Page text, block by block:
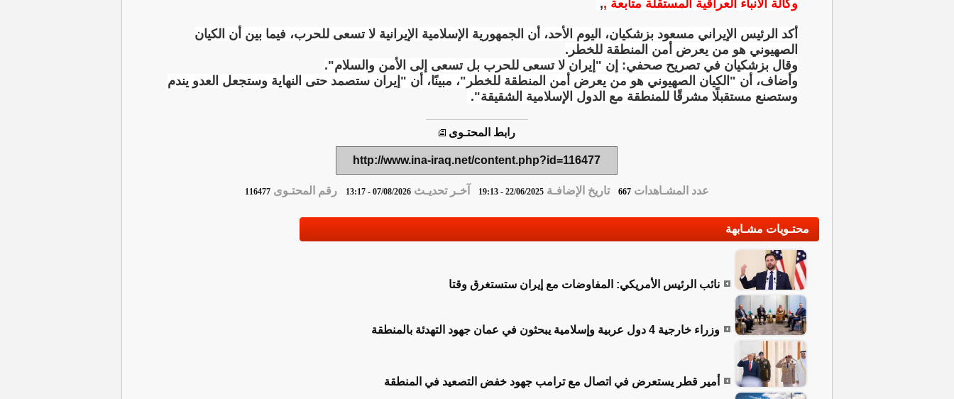
وكالة الأنباء العراقية المستقلة متابعة ,,
أكد الرئيس الإيراني مسعود بزشكيان، اليوم الأحد، أن الجمهورية الإسلامية الإيرانية لا تسعى للحرب، فيما بين أن الكيان
الصهيوني هو من يعرض أمن المنطقة للخطر.
وقال بزشكيان في تصريح صحفي: إن "إيران لا تسعى للحرب بل تسعى إلى الأمن والسلام".
وأضاف، أن "الكيان الصهيوني هو من يعرض أمن المنطقة للخطر"، مبينًا، أن "إيران ستصمد حتى النهاية وستجعل العدو يندم
وستصنع مستقبلًا مشرقًا للمنطقة مع الدول الإسلامية الشقيقة".
رابط المحتـوى
http://www.ina-iraq.net/content.php?id=116477
عدد المشـاهدات667 تاريخ الإضافـة22/06/2025 - 19:13 آخـر تحديـث07/08/2026 - 13:17 رقم المحتـوى116477
محتـويات مشـابهة
نائب الرئيس الأمريكي: المفاوضات مع إيران ستستغرق وقتا
وزراء خارجية 4 دول عربية وإسلامية يبحثون في عمان جهود التهدئة بالمنطقة
أمير قطر يستعرض في اتصال مع ترامب جهود خفض التصعيد في المنطقة